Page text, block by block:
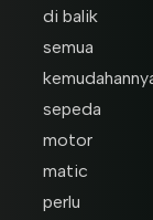
di balik
semua
sepeda
motor
matic
perlu